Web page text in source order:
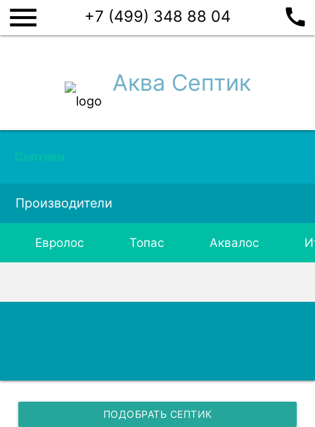
menu +7 (499) 348 88 04 call
Аква Септик
Септики
Производители
Евролос Топас Аквалос
ПОДОБРАТЬ СЕПТИК